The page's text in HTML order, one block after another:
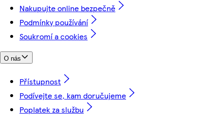
Nakupujte online bezpečně
Podmínky používání
Soukromí a cookies
O nás
Přístupnost
Podívejte se, kam doručujeme
Poplatek za službu